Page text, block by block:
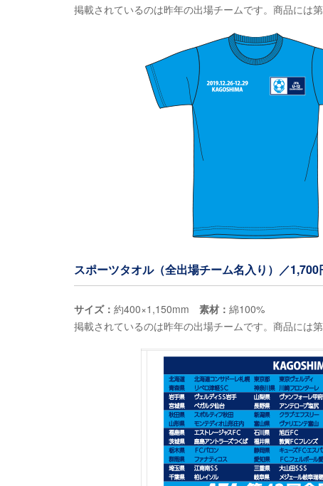
掲載されているのは昨年の出場チームです。商品には
スポーツタオル（全出場チーム名入り）／1,700
サイズ： 約400×1,150mm 素材： 綿100%
掲載されているのは昨年の出場チームです。商品には